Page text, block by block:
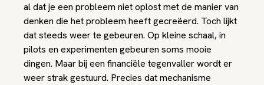
al dat je een probleem niet oplost met de manier van
denken die het probleem heeft gecreëerd. Toch lijkt
dat steeds weer te gebeuren. Op kleine schaal, in
pilots en experimenten gebeuren soms mooie
dingen. Maar bij een financiële tegenvaller wordt er
weer strak gestuurd. Precies dat mechanisme